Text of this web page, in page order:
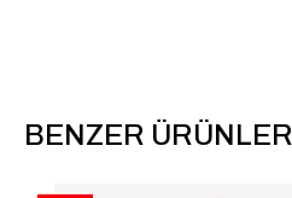
BENZER ÜRÜNLER